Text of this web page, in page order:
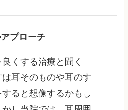
プローチ
くする治療と聞く
は耳そのものや耳のす
すると想像するかもし